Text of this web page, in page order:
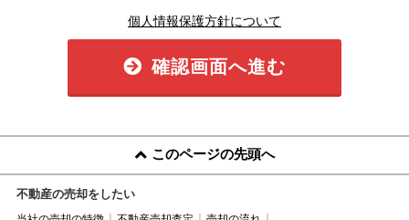
個人情報保護方針について
確認画面へ進む
このページの先頭へ
不動産の売却をしたい